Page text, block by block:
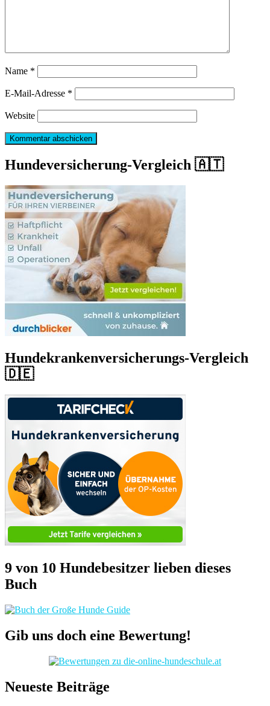
Name *
E-Mail-Adresse *
Website
Hundeversicherung-Vergleich 🇦🇹
Hundekrankenversicherungs-Vergleich
🇩🇪
9 von 10 Hundebesitzer lieben dieses
Buch
Gib uns doch eine Bewertung!
Neueste Beiträge